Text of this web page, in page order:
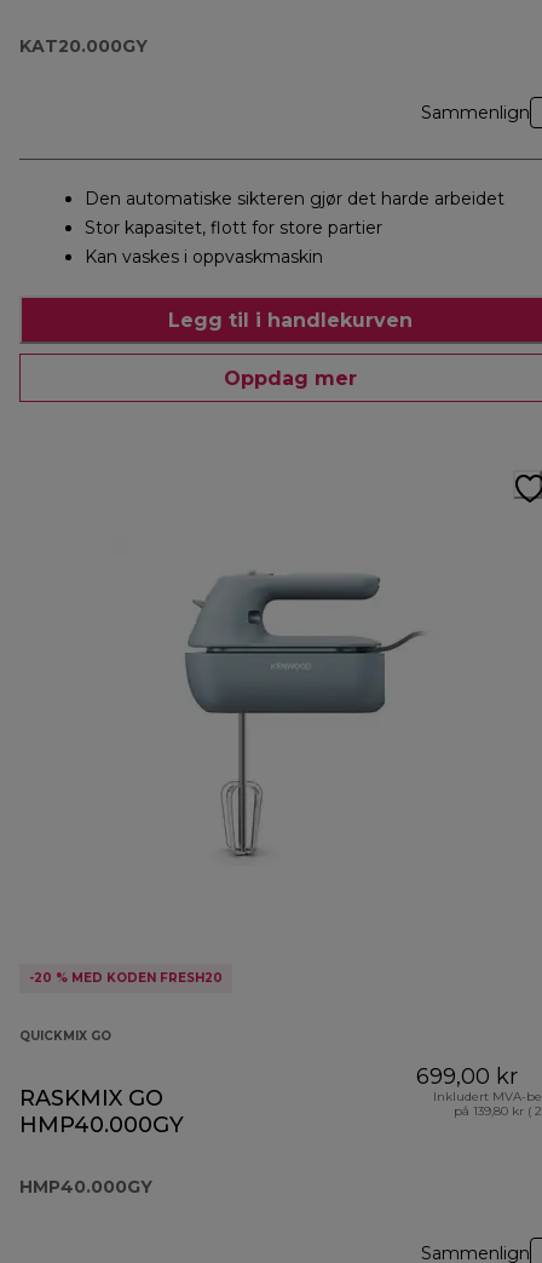
KAT20.000GY
Sammenlign
Den automatiske sikteren gjør det harde arbeidet
Stor kapasitet, flott for store partier
Kan vaskes i oppvaskmaskin
Legg til i handlekurven
Oppdag mer
-20 % MED KODEN FRESH20
QUICKMIX GO
RASKMIX GO
HMP40.000GY
HMP40.000GY
699,00 kr
Inkludert MVA-
på 139,80 kr (
Sammenlign